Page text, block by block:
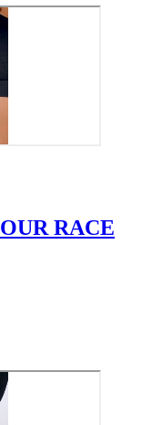
RACE